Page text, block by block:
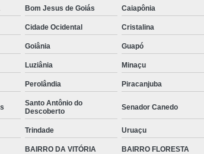
Bom Jesus de Goiás Caiapônia
Cidade Ocidental Cristalina
Goiânia Guapó
Luziânia Minaçu
Perolândia Piracanjuba
Santo Antônio do
Descoberto
Senador Canedo
Trindade Uruaçu
BAIRRO DA VITÓRIA BAIRRO FLORESTA